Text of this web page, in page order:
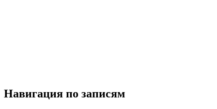
Навигация по записям